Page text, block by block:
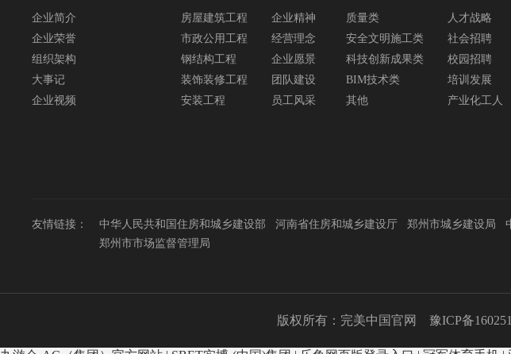
企业简介
企业荣誉
组织架构
大事记
企业视频
房屋建筑工程
市政公用工程
钢结构工程
装饰装修工程
安装工程
企业精神
经营理念
企业愿景
团队建设
员工风采
质量类
安全文明施工类
科技创新成果类
BIM技术类
其他
人才战略
社会招聘
校园招聘
培训发展
产业化工人
友情链接： 中华人民共和国住房和城乡建设部 河南省住房和城乡建设厅 郑州市城乡建设局
郑州市市场监督管理局
版权所有：完美中国官网 豫ICP备